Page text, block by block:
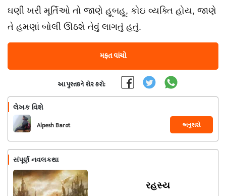
ઘણી ખરી મૂર્તિઓ તો જાણે હૂબહૂ, કોઇ વ્યક્તિ હોય, જાણે
તે હમણાં બોલી ઊઠશે તેવું લાગતું હતું.
મફત વાંચો
આ પુસ્તકને શેર કરો:
લેખક વિશે
Alpesh Barot અનુસરો
સંપૂર્ણ નવલકથા
રહસ્ય